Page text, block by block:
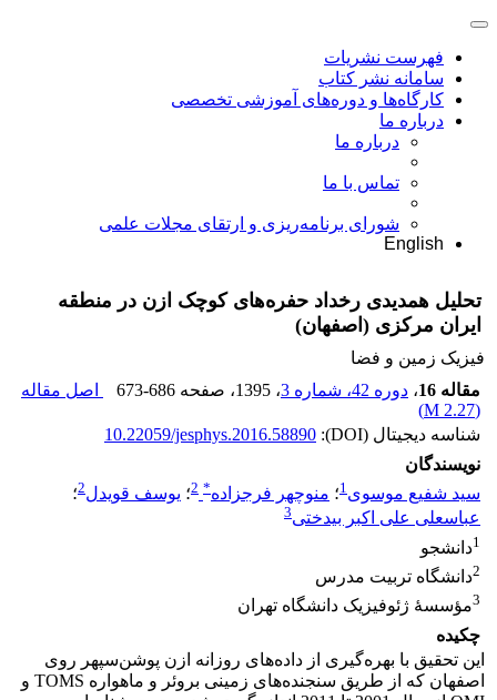
فهرست نشریات
سامانه نشر کتاب
کارگاه‌ها و دوره‌های آموزشی تخصصی
درباره ما
درباره ما
تماس با ما
شورای برنامه‌ریزی و ارتقای مجلات علمی
English
تحلیل همدیدی رخداد حفره‌های کوچک ازن در منطقه
ایران مرکزی (اصفهان)
فیزیک زمین و فضا
مقاله 16
، دوره 42، شماره 3 ، 1395 ، صفحه 673-686
اصل مقاله
(
2.27 M
)
شناسه دیجیتال (DOI):
10.22059/jesphys.2016.58890
نویسندگان
سید شفیع موسوی1؛ منوچهر فرجزاده*
2؛ یوسف قویدل2؛
عباسعلی علی اکبر بیدختی3
1دانشجو
2دانشگاه تربیت مدرس
3مؤسسۀ ژئوفیزیک دانشگاه تهران
چکیده
این تحقیق با بهره‌گیری از داده‌های روزانه ازن پوشن‌سپهر روی
اصفهان که از طریق سنجنده‌های زمینی بروئر و ماهواره TOMS و